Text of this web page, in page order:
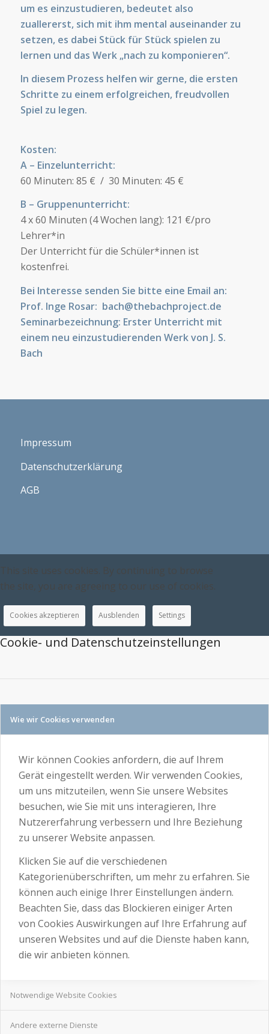
um es einzustudieren, bedeutet also
zuallererst, sich mit ihm mental auseinander zu
setzen, es dabei Stück für Stück spielen zu
lernen und das Werk „nach zu komponieren“.
In diesem Prozess helfen wir gerne, die ersten
Schritte zu einem erfolgreichen, freudvollen
Spiel zu legen.
Kosten:
A – Einzelunterricht:
60 Minuten: 85 € / 30 Minuten: 45 €
B – Gruppenunterricht:
4 x 60 Minuten (4 Wochen lang): 121 €/pro
Lehrer*in
Der Unterricht für die Schüler*innen ist
kostenfrei.
Bei Interesse senden Sie bitte eine Email an:
Prof. Inge Rosar: bach@thebachproject.de
Seminarbezeichnung: Erster Unterricht mit
einem neu einzustudierenden Werk von J. S.
Bach
Impressum
Datenschutzerklärung
AGB
This site uses cookies. By continuing to browse
the site, you are agreeing to our use of cookies.
Cookies akzeptieren Ausblenden Settings
Cookie- und Datenschutzeinstellungen
Wie wir Cookies verwenden
Wir können Cookies anfordern, die auf Ihrem
Gerät eingestellt werden. Wir verwenden Cookies,
um uns mitzuteilen, wenn Sie unsere Websites
besuchen, wie Sie mit uns interagieren, Ihre
Nutzererfahrung verbessern und Ihre Beziehung
zu unserer Website anpassen.
Klicken Sie auf die verschiedenen
Kategorienüberschriften, um mehr zu erfahren. Sie
können auch einige Ihrer Einstellungen ändern.
Beachten Sie, dass das Blockieren einiger Arten
von Cookies Auswirkungen auf Ihre Erfahrung auf
unseren Websites und auf die Dienste haben kann,
die wir anbieten können.
Notwendige Website Cookies
Andere externe Dienste